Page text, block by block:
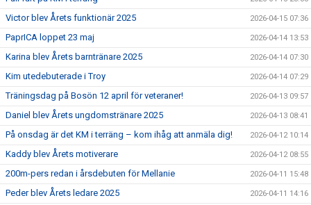
Victor blev Årets funktionär 2025 2026-04-15 07:36
PaprICA loppet 23 maj 2026-04-14 13:53
Karina blev Årets barntränare 2025 2026-04-14 07:30
Kim utedebuterade i Troy 2026-04-14 07:29
Träningsdag på Bosön 12 april för veteraner! 2026-04-13 09:57
Daniel blev Årets ungdomstränare 2025 2026-04-13 08:41
På onsdag är det KM i terräng – kom ihåg att anmäla dig! 2026-04-12 10:14
Kaddy blev Årets motiverare 2026-04-12 08:55
200m-pers redan i årsdebuten för Mellanie 2026-04-11 15:48
Peder blev Årets ledare 2025 2026-04-11 14:16